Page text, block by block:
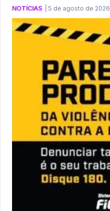
NOTÍCIAS 5 de agosto de 2026